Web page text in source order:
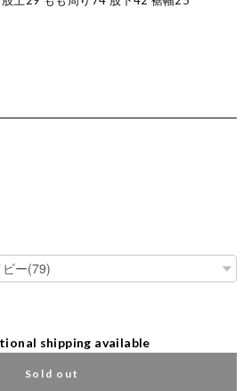
shipping available
Sold out